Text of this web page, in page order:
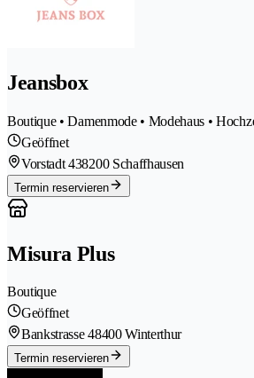
Jeansbox
Boutique • Damenmode • Modehaus •
Geöffnet
Vorstadt 438200 Schaffhausen
Termin reservieren
Misura Plus
Boutique
Geöffnet
Bankstrasse 48400 Winterthur
Termin reservieren